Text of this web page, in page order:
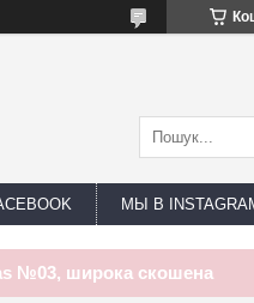
МЫ В
№03, широка скошена